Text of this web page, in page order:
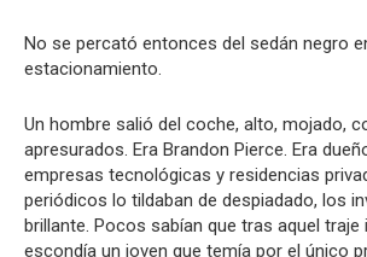
No se percató entonces del sedán negro
estacionamiento.
Un hombre salió del coche, alto, mojado,
apresurados. Era Brandon Pierce. Era
empresas tecnológicas y residencias
periódicos lo tildaban de despiadado, los
brillante. Pocos sabían que tras aquel traje
escondía un joven que temía por el único